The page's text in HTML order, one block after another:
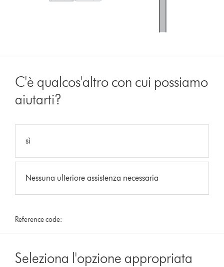
C'è qualcos'altro con cui possiamo
aiutarti?
sì
Nessuna ulteriore assistenza necessaria
Reference code:
Seleziona l'opzione appropriata